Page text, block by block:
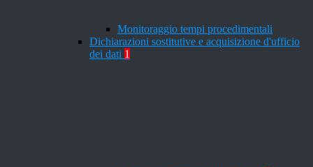
Monitoraggio tempi procedimentali
Dichiarazioni sostitutive e acquisizione d'ufficio
dei dati 1